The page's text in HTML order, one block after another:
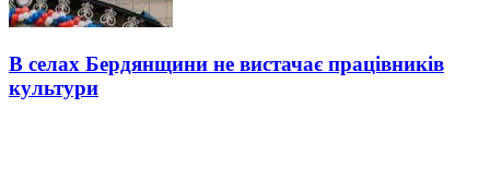
В селах Бердянщини не вистачає працівників
культури